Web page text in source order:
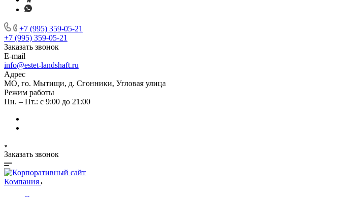
+7 (995) 359-05-21
+7 (995) 359-05-21
Заказать звонок
E-mail
info@estet-landshaft.ru
Адрес
МО, го. Мытищи, д. Сгонники, Угловая улица
Режим работы
Пн. – Пт.: с 9:00 до 21:00
Заказать звонок
Компания